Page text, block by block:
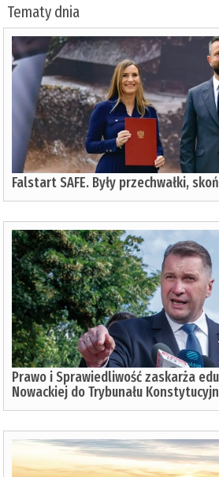
Tematy dnia
Falstart SAFE. Były przechwałki,
Prawo i Sprawiedliwość zaskarża
Nowackiej do Trybunału